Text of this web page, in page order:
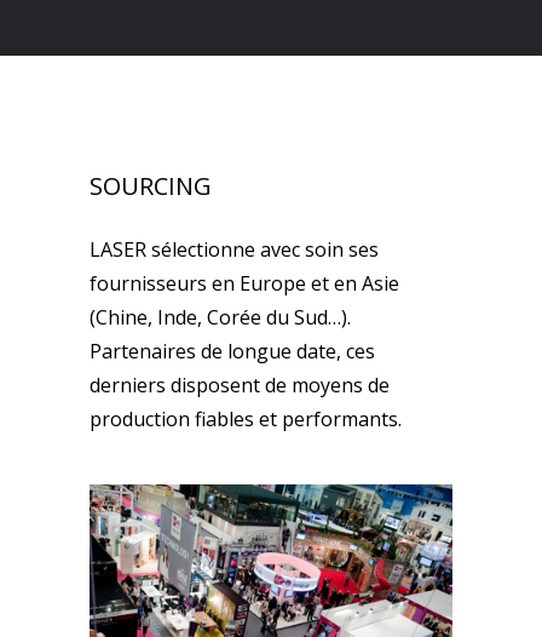
SOURCING
LASER sélectionne avec soin ses
fournisseurs en Europe et en Asie
(Chine, Inde, Corée du Sud…).
Partenaires de longue date, ces
derniers disposent de moyens de
production fiables et performants.